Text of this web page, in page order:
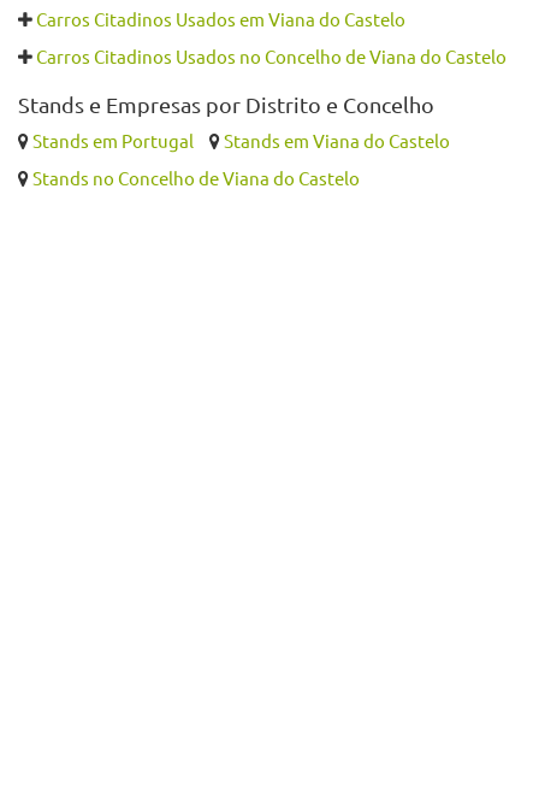
Carros Usados Smart por Distrito e Concelho
Carros Usados Smart em Viana do Castelo